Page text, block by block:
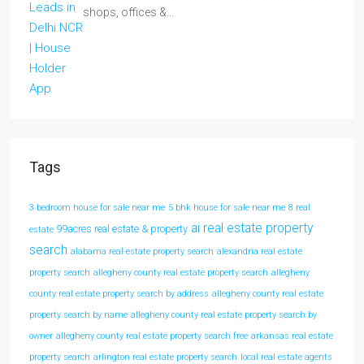
shops, offices &…
Tags
3 bedroom house for sale near me 5 bhk house for sale near me 8 real
estate 99acres real estate & property ai real estate property
search alabama real estate property search alexandria real estate
property search allegheny county real estate property search allegheny
county real estate property search by address allegheny county real estate
property search by name allegheny county real estate property search by
owner allegheny county real estate property search free arkansas real estate
property search arlington real estate property search local real estate agents